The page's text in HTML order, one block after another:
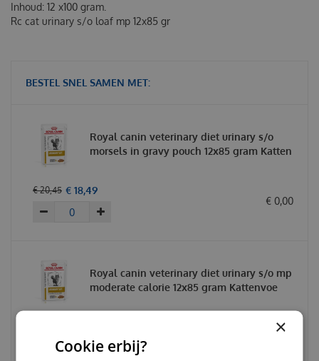
Inhoud: 12 x100 gram.
Rc cat urinary s/o loaf mp 12x85 gr
BESTEL SNEL SAMEN MET:
Royal canin veterinary diet urinary s/o
morsels in gravy pouch 12x85 gram Katten
€ 20,45 € 18,49
€ 0,00
Royal canin veterinary diet urinary s/o mp
moderate calorie 12x85 gram Kattenvoe
×
Cookie erbij?